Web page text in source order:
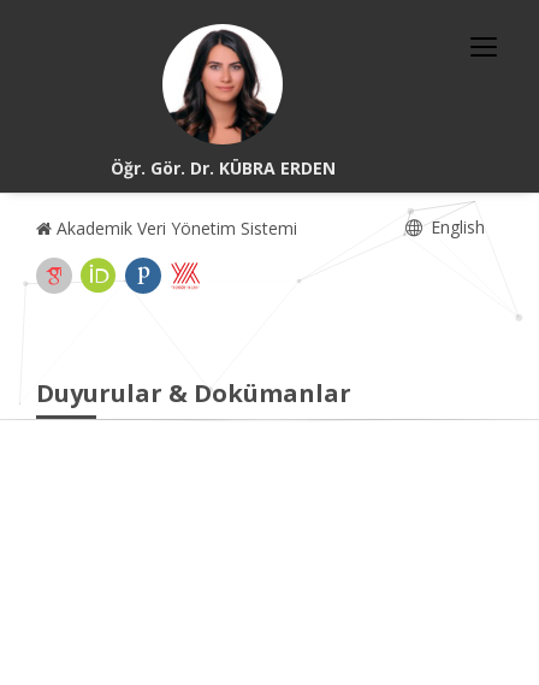
Öğr. Gör. Dr. KÜBRA ERDEN
Akademik Veri Yönetim Sistemi English
Duyurular & Dokümanlar